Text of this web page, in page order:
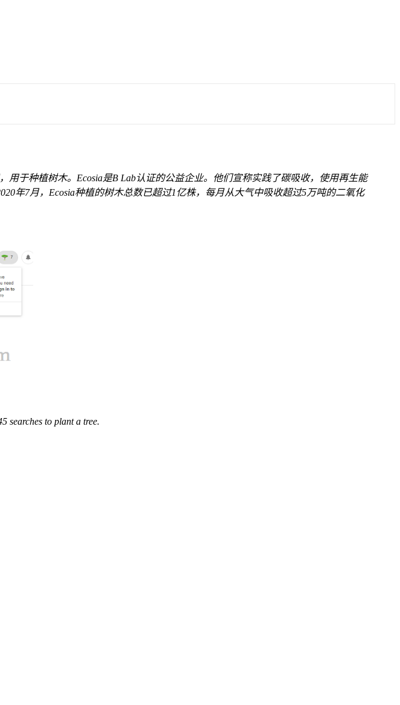
于种植树木。Ecosia是B Lab认证的公益企业。他们宣称实践了碳吸收，使用再生能
年7月，Ecosia种植的树木总数已超过1亿株，每月从大气中吸收超过5万吨的二氧化
searches to plant a tree.